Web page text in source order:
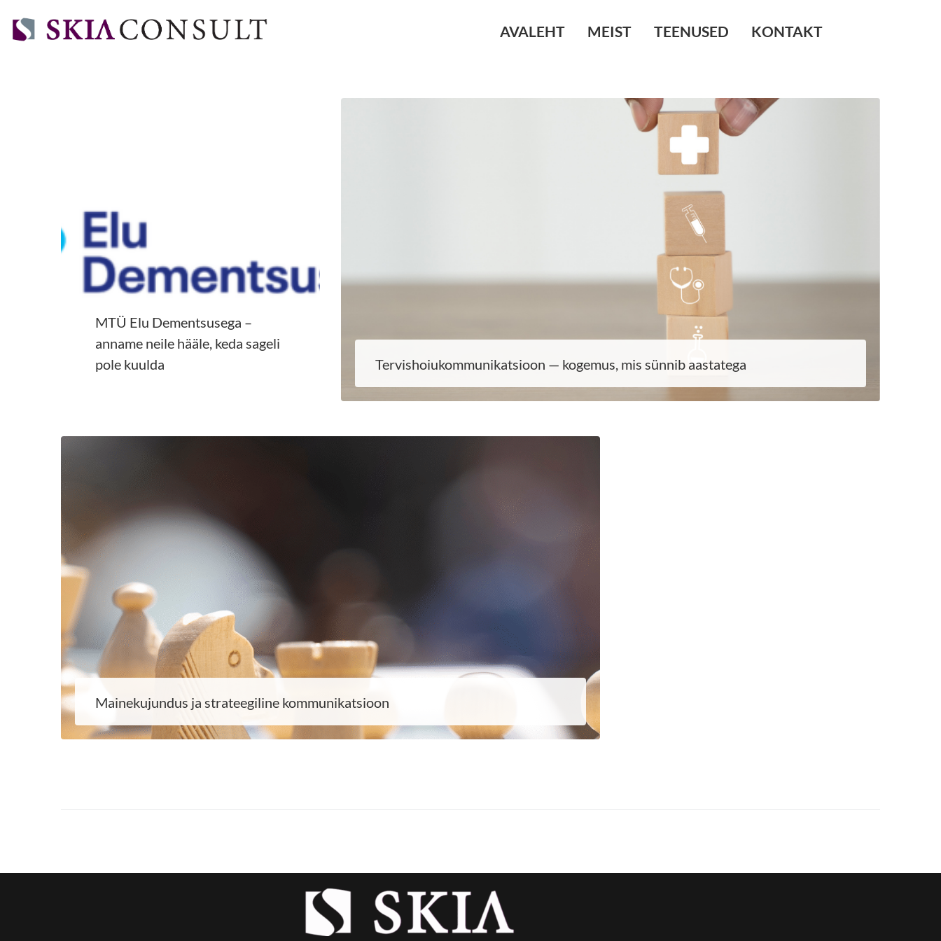
AVALEHT MEIST TEENUSED KONTAKT
MTÜ Elu Dementsusega –
anname neile hääle, keda sageli
pole kuulda
Tervishoiukommunikatsioon — kogemus, mis sünnib aastatega
Mainekujundus ja strateegiline kommunikatsioon